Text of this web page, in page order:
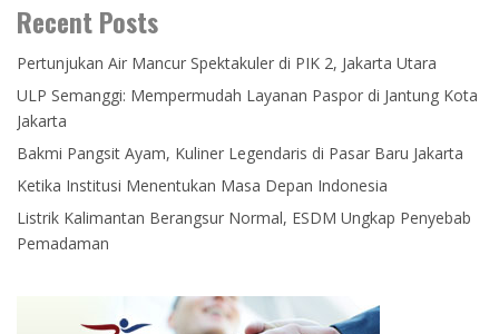
Recent Posts
Pertunjukan Air Mancur Spektakuler di PIK 2, Jakarta Utara
ULP Semanggi: Mempermudah Layanan Paspor di Jantung Kota
Jakarta
Bakmi Pangsit Ayam, Kuliner Legendaris di Pasar Baru Jakarta
Ketika Institusi Menentukan Masa Depan Indonesia
Listrik Kalimantan Berangsur Normal, ESDM Ungkap Penyebab
Pemadaman